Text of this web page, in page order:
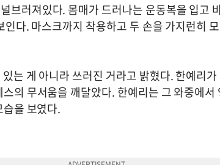
브러져있다. 몸매가 드러나는 운동복을 입고
다. 마스크까지 착용하고 두 손을 가지런히
는 게 아니라 쓰러진 거라고 밝혔다. 한예리
의 무서움을 깨달았다. 한예리는 그 와중에
을 보였다.